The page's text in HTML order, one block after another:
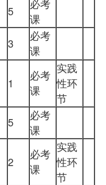
5
必考
课
3
必考
课
1
必考
课
实践
性环
节
5
必考
课
2
必考
课
实践
性环
节